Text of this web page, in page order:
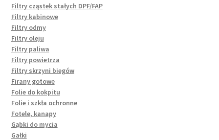
Filtry cząstek stałych DPF/FAP
Filtry kabinowe
Filtry odmy
Filtry oleju
Filtry paliwa
Filtry powietrza
Filtry skrzyni biegów
Firany gotowe
Folie do kokpitu
Folie i szkła ochronne
Fotele, kanapy
Gąbki do mycia
Gałki